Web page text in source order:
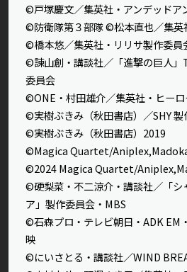
©戸塚慶文／集英社・アンデッドア
©防衛隊第３部隊 ©松本直也／集英
©橋本悠／集英社・リリサ製作委員
©諫山創・講談社／「進撃の巨人
委員会
©ONE・村田雄介／集英社・ヒー
©実樹ぶきみ（秋田書店）／SHY 製
©実樹ぶきみ（秋田書店）2019
©Magica Quartet/
©2024 Magica Quartet/
©硬梨菜・不二涼介・講談社／「シ
ア」製作委員会・MBS
©石森プロ・テレビ朝日・ADK
映
©にいさとる・講談社／WIND